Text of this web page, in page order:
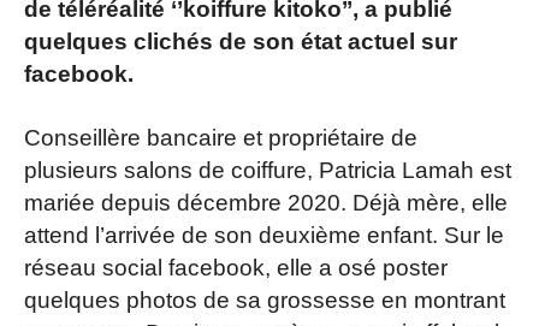
de téléréalité ‘’koiffure kitoko’’, a publié
quelques clichés de son état actuel sur
facebook.
Conseillère bancaire et propriétaire de
plusieurs salons de coiffure, Patricia Lamah est
mariée depuis décembre 2020. Déjà mère, elle
attend l’arrivée de son deuxième enfant. Sur le
réseau social facebook, elle a osé poster
quelques photos de sa grossesse en montrant